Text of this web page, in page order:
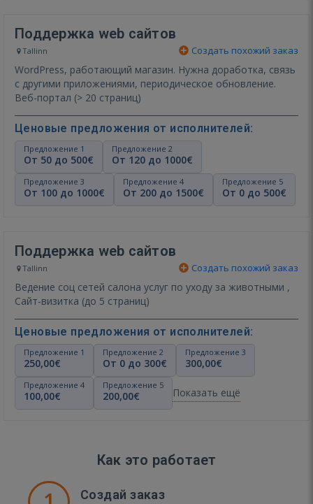
Поддержка web сайтов
Tallinn Создать похожий заказ
WordPress, работающий магазин. Нужна доработка, связь
с другими приложениями, периодическое обновление.
Веб-портал (> 20 страниц)
Ценовые предложения от исполнителей:
Предложение 1
От 50 до 500€
Предложение 2
От 120 до 1000€
Предложение 3
От 100 до 1000€
Предложение 4
От 200 до 1500€
Предложение 5
От 0 до 500€
Поддержка web сайтов
Tallinn Создать похожий заказ
Ведение соц сетей салона услуг по уходу за животными ,
Сайт-визитка (до 5 страниц)
Ценовые предложения от исполнителей:
Предложение 1
250,00€
Предложение 2
От 0 до 300€
Предложение 3
300,00€
Предложение 4
100,00€
Предложение 5
200,00€ Показать ещё
Как это работает
Создай заказ